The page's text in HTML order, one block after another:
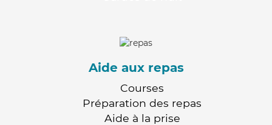
Aide aux repas
Courses
Préparation des repas
Aide à la prise